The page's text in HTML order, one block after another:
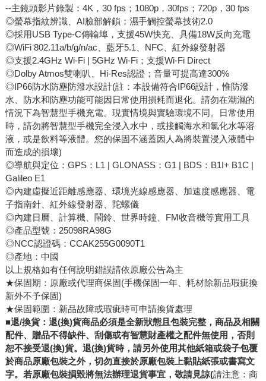
--主鏡頭影片錄製：4K，30 fps；1080p，30fps；720p，30 fps
◎螢幕指紋辨識、AI臉部解鎖；濕手觸控螢幕技術2.0
◎採用USB Type-C傳輸埠，支援45W快充、具備18W反向充電
◎WiFi 802.11a/b/g/n/ac、藍牙5.1、NFC、紅外線發射器
◎支援2.4GHz Wi-Fi | 5GHz Wi-Fi；支援Wi-Fi Direct
◎Dolby Atmos雙喇叭、Hi-Res認證；音量可提高達300%
◎IP66防水防塵防潑水設計(註：本設備符合IP66設計，惟防潑
水、防水和防塵功能可能因日常使用損耗而退化。請勿在潮濕的
情況下為智慧型手機充電。現實情境與實驗環境不同。日常使用
時，請勿將智慧型手機完全浸入水中，或接觸海水和氯化水等溶
液，或是飲料等液體。您的保固不涵蓋因人為將裝置浸入液體中
而造成的損壞)
◎導航與定位：GPS：L1 | GLONASS：G1 | BDS：B1I+ B1C |
Galileo E1
◎內建虛擬近距離感應器、環境光線感應器、加速度感應器、電
子指南針、紅外線發射器、陀螺儀
◎內建日曆、計算機、鬧鈴、世界時鐘、FM收音機等實用工具
◎產品型號：25098RA98G
◎NCC認證碼：CCAK255G0090T1
◎產地：中國
以上規格如有任何說明錯誤請依原廠公告為主
★保固期：原廠或代理商保固(手機保固一年、耗材除新品瑕疵換
新外不予保固)
★保固範圍：新品故障或瑕疵時可申請換貨處理
■退/換貨：退(換)貨商品必須是全新狀態且包裝完整，商品及相關
配件、贈品不得缺件、刮傷或有智慧財產權之配件無使用，否則
恕不接受退(換)貨。退(換)貨時，請另外使用其他紙箱或袋子包覆
於商品原廠包裝之外，切勿直接於原廠包裝上黏貼紙張或書寫文
字。若原廠包裝損毀將無法辦理退貨事宜，敬請見諒(請注意：商